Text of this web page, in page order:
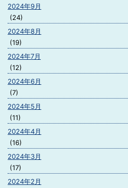
2024年9月
(24)
2024年8月
(19)
2024年7月
(12)
2024年6月
(7)
2024年5月
(11)
2024年4月
(16)
2024年3月
(17)
2024年2月